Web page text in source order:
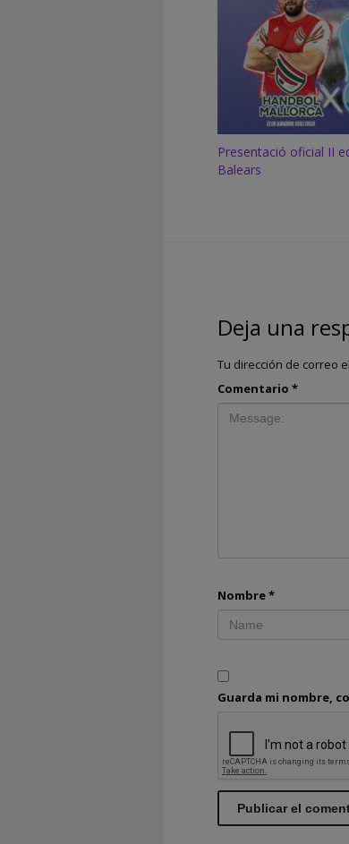
Presentació oficial II
Balears
Deja una
Tu dirección de correo
Comentario *
Nombre*
Guarda mi nombre,